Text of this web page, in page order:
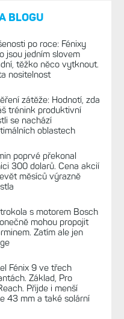
BLOGU
po roce: Fénixy
jsou jedním slovem
těžko něco vytknout.
nositelnost
zátěže: Hodnotí, zda
trénink produktivní
se nachází
oblastech
poprvé překonal
300 dolarů. Cena akcií
měsíců výrazně
s motorem Bosch
mohou propojit
Zatím ale jen
Fénix 9 ve třech
Základ, Pro
Přijde i menší
43 mm a také solární